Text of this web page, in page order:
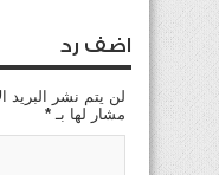
اضف رد
لن يتم نشر البريد
مشار لها بـ *